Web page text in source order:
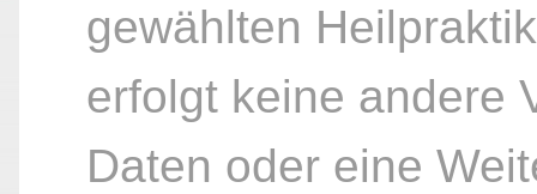
gewählten
erfolgt keine andere
Daten oder eine